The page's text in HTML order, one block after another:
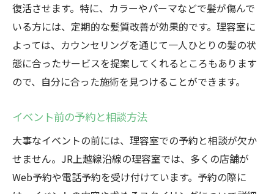
復活させます。特に、カラーやパーマなどで髪が傷んで
いる方には、定期的な髪質改善が効果的です。理容室に
よっては、カウンセリングを通じて一人ひとりの髪の状
態に合ったサービスを提案してくれるところもあります
ので、自分に合った施術を見つけることができます。
イベント前の予約と相談方法
大事なイベントの前には、理容室での予約と相談が欠か
せません。JR上越線沿線の理容室では、多くの店舗が
Web予約や電話予約を受け付けています。予約の際に